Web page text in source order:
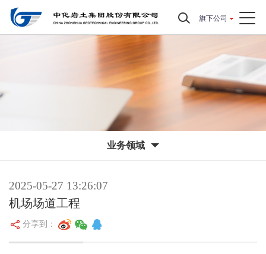
旗下公司
业务领域
2025-05-27 13:26:07
机场场道工程
分享到：